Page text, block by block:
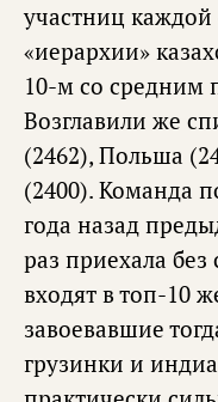
участниц
«иерархии»
10-м со средним
Возглавили же
(2462), Польша
(2400). Команда
года назад
раз приехала
входят в топ-10
завоевавшие
грузинки и